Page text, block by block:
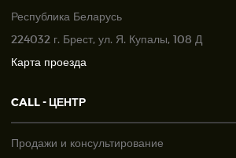
Республика Беларусь
224032 г. Брест, ул. Я. Купалы, 108 Д
Карта проезда
CALL - ЦЕНТР
Продажи и консультирование